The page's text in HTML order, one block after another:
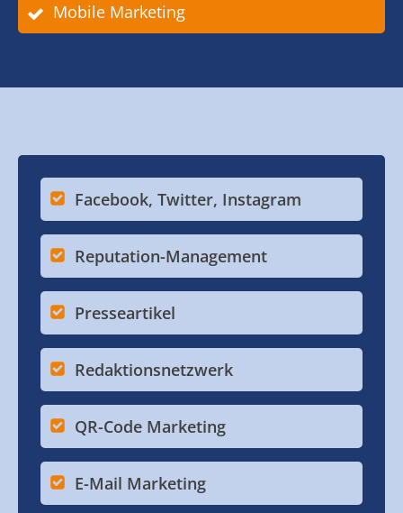
Mobile Marketing
Facebook, Twitter, Instagram
Reputation-Management
Presseartikel
Redaktionsnetzwerk
QR-Code Marketing
E-Mail Marketing